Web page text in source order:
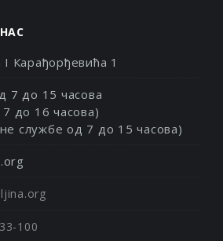
Карађорђевића 1
7 до 15 часова
до 16 часова)
службе од 7 до 15 часова)
100